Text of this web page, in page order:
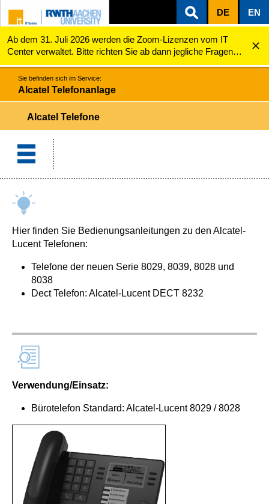
ZUM INHALTSBEREICH
ZUR HAUPTNAVIGATION
ZUR SUCHE
DE EN
Ab dem 31. Juli 2026 werden die Zoom-Lizenzen vom IT
Center verwaltet. Bitte richten Sie ab dann jegliche Fragen
zu den Zoom-Lizenzen (z.B. Probleme mit dem Login) an
servicedesk@itc.rwth-aachen.de.
Alcatel Telefonanlage Alcatel Telefone
Sie befinden sich im Service:
Alcatel Telefonanlage
Alcatel Telefone
Hier finden Sie Bedienungsanleitungen zu den Alcatel-
Lucent Telefonen:
Telefone der neuen Serie 8029, 8039, 8028 und
8038
Dect Telefon: Alcatel-Lucent DECT 8232
Verwendung/Einsatz:
Bürotelefon Standard: Alcatel-Lucent 8029 / 8028